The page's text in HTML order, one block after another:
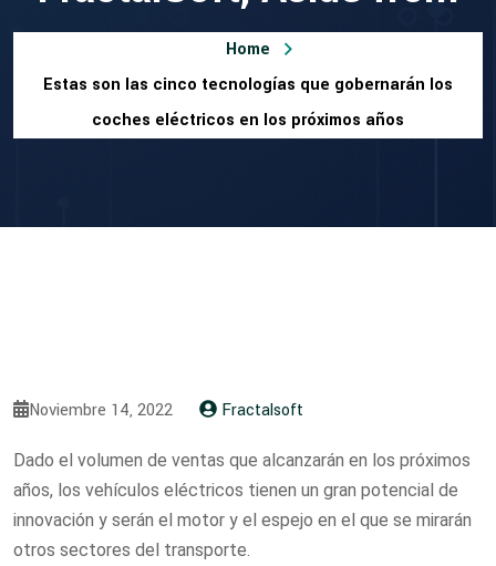
Home
Estas son las cinco tecnologías que gobernarán los
coches eléctricos en los próximos años
Noviembre 14, 2022 Fractalsoft
Dado el volumen de ventas que alcanzarán en los próximos
años, los vehículos eléctricos tienen un gran potencial de
innovación y serán el motor y el espejo en el que se mirarán
otros sectores del transporte.